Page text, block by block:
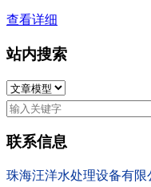
查看详细
站内搜索
联系信息
珠海汪洋水处理设备有限